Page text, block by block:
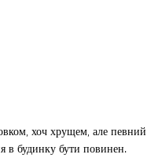
хоч хрущем, але певний
в будинку бути повинен.